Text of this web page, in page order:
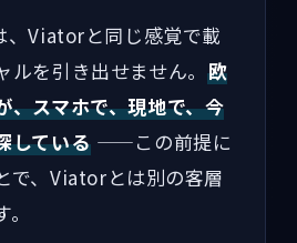
Viatorと同じ感覚で載
を引き出せません。 欧
、スマホで、現地で、今
している ——この前提に
で、Viatorとは別の客層